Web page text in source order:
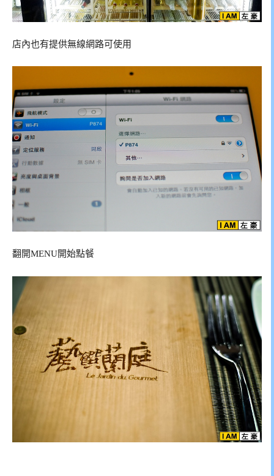
店內也有提供無線網路可使用
翻開MENU開始點餐